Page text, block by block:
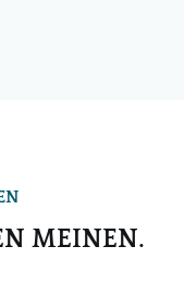
MEINEN.